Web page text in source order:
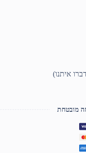
מובטחת